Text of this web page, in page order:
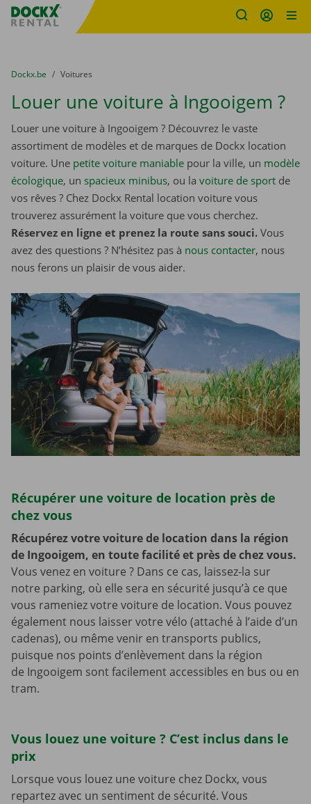
sitename
You are here:
du
Dockx.be to
Voitures
Louer une voiture à Ingooigem ?
Louer une voiture à Ingooigem ? Découvrez le vaste
assortiment de modèles et de marques de Dockx location
voiture. Une petite voiture maniable pour la ville, un modèle
écologique, un spacieux minibus, ou la voiture de sport de
vos rêves ? Chez Dockx Rental location voiture vous
trouverez assurément la voiture que vous cherchez.
Réservez en ligne et prenez la route sans souci. Vous
avez des questions ? N’hésitez pas à nous contacter, nous
nous ferons un plaisir de vous aider.
Récupérer une voiture de location près de
chez vous
Récupérez votre voiture de location dans la région
de Ingooigem, en toute facilité et près de chez vous.
Vous venez en voiture ? Dans ce cas, laissez-la sur
notre parking, où elle sera en sécurité jusqu’à ce que
vous rameniez votre voiture de location. Vous pouvez
également nous laisser votre vélo (attaché à l’aide d’un
cadenas), ou même venir en transports publics,
puisque nos points d’enlèvement dans la région
de Ingooigem sont facilement accessibles en bus ou en
tram.
Vous louez une voiture ? C’est inclus dans le
prix
Lorsque vous louez une voiture chez Dockx, vous
repartez avec un sentiment de sécurité. Vous